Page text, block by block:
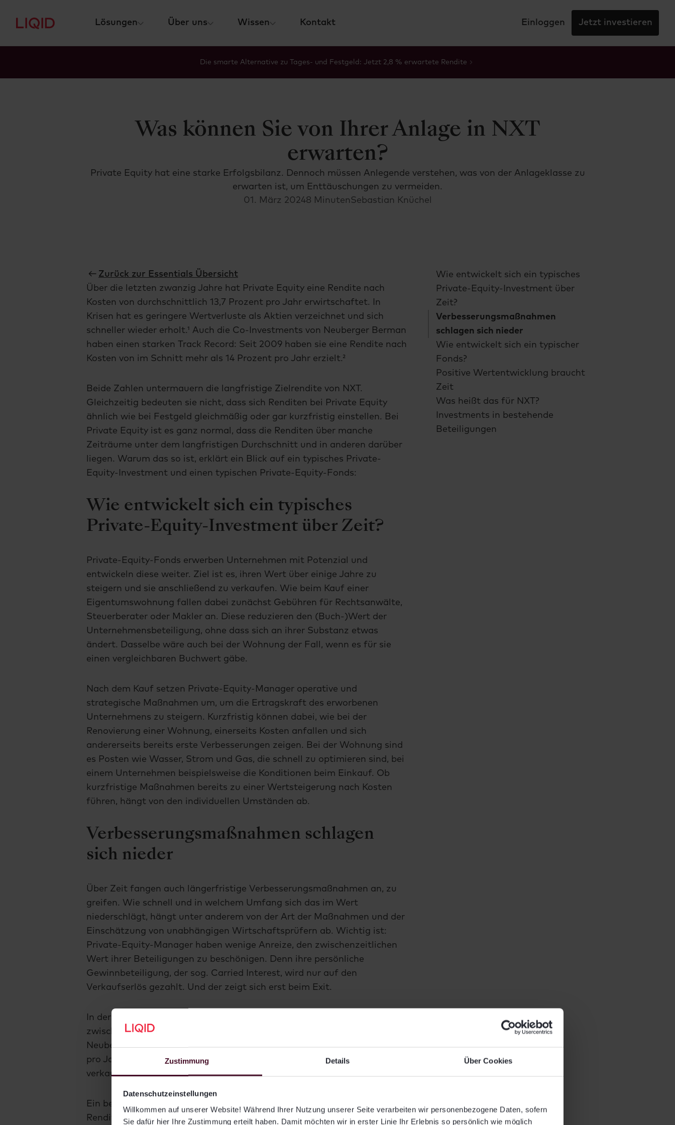
Zustimmung Details Über Cookies
Datenschutzeinstellungen
Willkommen auf unserer Website! Während Ihrer Nutzung unserer Seite verarbeiten wir personenbezogene Daten, sofern
Sie dafür hier Ihre Zustimmung erteilt haben. Damit möchten wir in erster Linie Ihr Erlebnis so persönlich wie möglich
Lösungen Über uns Wissen Kontakt Einloggen Jetzt investieren
Die smarte Alternative zu Tages- und Festgeld: Jetzt 2,8 % erwartete Rendite
Was können Sie von Ihrer Anlage in NXT
erwarten?
Private Equity hat eine starke Erfolgsbilanz. Dennoch müssen Anlegende verstehen, was von der Anlageklasse zu
erwarten ist, um Enttäuschungen zu vermeiden.
01. März 20248 Minuten Sebastian Knüchel
Zurück zur Essentials Übersicht
Über die letzten zwanzig Jahre hat Private Equity eine Rendite nach
Kosten von durchschnittlich 13,7 Prozent pro Jahr erwirtschaftet. In
Krisen hat es geringere Wertverluste als Aktien verzeichnet und sich
schneller wieder erholt.¹ Auch die Co-Investments von Neuberger Berman
haben einen starken Track Record: Seit 2009 haben sie eine Rendite nach
Kosten von im Schnitt mehr als 14 Prozent pro Jahr erzielt.²
Beide Zahlen untermauern die langfristige Zielrendite von NXT.
Gleichzeitig bedeuten sie nicht, dass sich Renditen bei Private Equity
ähnlich wie bei Festgeld gleichmäßig oder gar kurzfristig einstellen. Bei
Private Equity ist es ganz normal, dass die Renditen über manche
Zeiträume unter dem langfristigen Durchschnitt und in anderen darüber
liegen. Warum das so ist, erklärt ein Blick auf ein typisches Private-
Equity-Investment und einen typischen Private-Equity-Fonds:
Wie entwickelt sich ein typisches
Private-Equity-Investment über Zeit?
Private-Equity-Fonds erwerben Unternehmen mit Potenzial und
entwickeln diese weiter. Ziel ist es, ihren Wert über einige Jahre zu
steigern und sie anschließend zu verkaufen. Wie beim Kauf einer
Eigentumswohnung fallen dabei zunächst Gebühren für Rechtsanwälte,
Steuerberater oder Makler an. Diese reduzieren den (Buch-)Wert der
Unternehmensbeteiligung, ohne dass sich an ihrer Substanz etwas
ändert. Dasselbe wäre auch bei der Wohnung der Fall, wenn es für sie
einen vergleichbaren Buchwert gäbe.
Nach dem Kauf setzen Private-Equity-Manager operative und
strategische Maßnahmen um, um die Ertragskraft des erworbenen
Unternehmens zu steigern. Kurzfristig können dabei, wie bei der
Renovierung einer Wohnung, einerseits Kosten anfallen und sich
andererseits bereits erste Verbesserungen zeigen. Bei der Wohnung sind
es Posten wie Wasser, Strom und Gas, die schnell zu optimieren sind, bei
einem Unternehmen beispielsweise die Konditionen beim Einkauf. Ob
kurzfristige Maßnahmen bereits zu einer Wertsteigerung nach Kosten
führen, hängt von den individuellen Umständen ab.
Verbesserungsmaßnahmen schlagen
sich nieder
Über Zeit fangen auch längerfristige Verbesserungsmaßnahmen an, zu
greifen. Wie schnell und in welchem Umfang sich das im Wert
niederschlägt, hängt unter anderem von der Art der Maßnahmen und der
Einschätzung von unabhängigen Wirtschaftsprüfern ab. Wichtig ist:
Private-Equity-Manager haben wenige Anreize, den zwischenzeitlichen
Wert ihrer Beteiligungen zu beschönigen. Denn ihre persönliche
Gewinnbeteiligung, der sog. Carried Interest, wird nur auf den
Verkaufserlös gezahlt. Und der zeigt sich erst beim Exit.
In der Realität liegt der beim Exit erzielte Wert deshalb oft über dem
zwischenzeitlichen Buchwert. Das zeigt sich auch bei unserem Partner
Neuberger Berman: Während die genannten mehr als 14 Prozent Rendite
pro Jahr alle Co-Investments umfassen, liegt die real erzielte Rendite bei
verkauften Co-Investments bei über 22 Prozent pro Jahr.
Ein beispielhaftes Private-Equity-Investment, das über fünf Jahre eine
Rendite von durchschnittlich 12 Prozent pro Jahr erwirtschaftet,
Wie entwickelt sich ein typisches
Private-Equity-Investment über
Zeit?
Verbesserungsmaßnahmen
schlagen sich nieder
Wie entwickelt sich ein typischer
Fonds?
Positive Wertentwicklung braucht
Zeit
Was heißt das für NXT?
Investments in bestehende
Beteiligungen